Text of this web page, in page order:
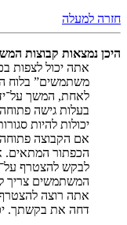
חזרה למעלה
היכן נמצאות קבוצות
אתה יכול לצפות
משתמשים” בלוח
לאחת, המשך
בעלות גישה
יכולות להיות
אם הקבוצה
הכפתור המתאים.
לבקש להצטרף
המשתמשים צריך
אתה רוצה
דחה את בקשתך.